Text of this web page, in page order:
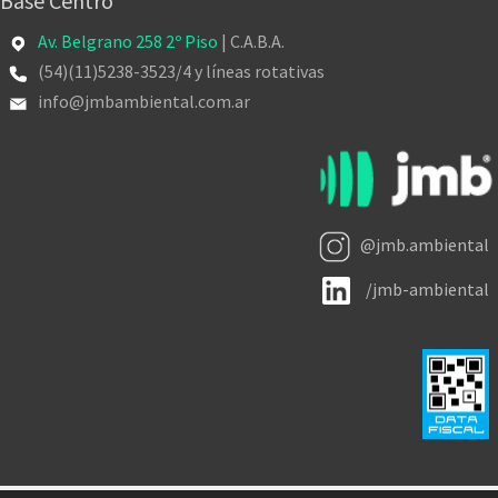
Av. Belgrano 258 2º Piso | C.A.B.A.
(54)(11)5238-3523/4 y líneas rotativas
info@jmbambiental.com.ar
@jmb.ambiental
/jmb-ambiental